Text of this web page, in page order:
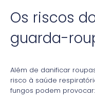
Os riscos
guarda-
Além de danificar
risco à saúde
fungos podem provocar: